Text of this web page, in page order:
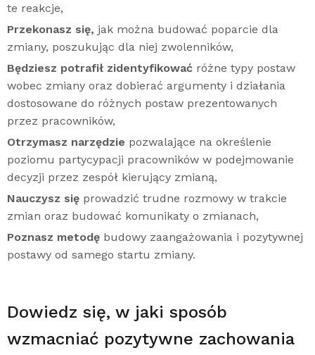
te reakcje,
Przekonasz się, jak można budować poparcie dla
zmiany, poszukując dla niej zwolenników,
Będziesz potrafił zidentyfikować różne typy postaw
wobec zmiany oraz dobierać argumenty i działania
dostosowane do różnych postaw prezentowanych
przez pracowników,
Otrzymasz narzędzie pozwalające na określenie
poziomu partycypacji pracowników w podejmowanie
decyzji przez zespół kierujący zmianą,
Nauczysz się prowadzić trudne rozmowy w trakcie
zmian oraz budować komunikaty o zmianach,
Poznasz metodę budowy zaangażowania i pozytywnej
postawy od samego startu zmiany.
Dowiedz się, w jaki sposób
wzmacniać pozytywne zachowania